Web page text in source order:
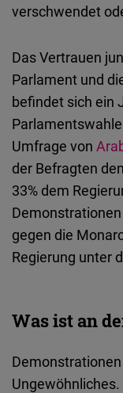
verschwendet
Das Vertrauen
Parlament und
befindet sich ein
Umfrage von
der Befragten
33% dem
gegen die
Regierung unter
Was ist an